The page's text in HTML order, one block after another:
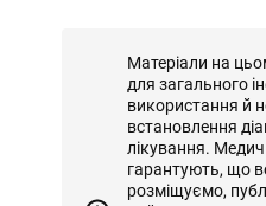
Матеріали на
для загального
використання й
встановлення
лікування.
гарантують, що
розміщуємо,